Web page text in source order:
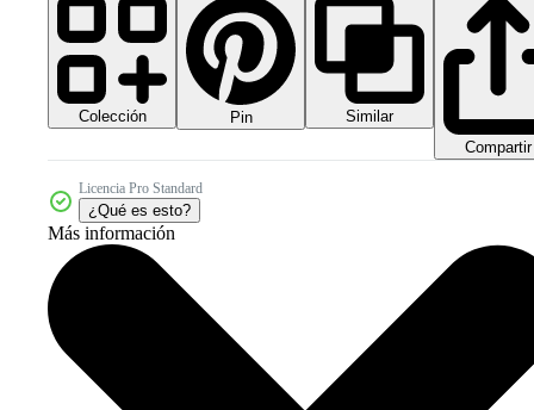
Colección Pin
Similar
Compartir
Licencia Pro Standard
¿Qué es esto?
Más información